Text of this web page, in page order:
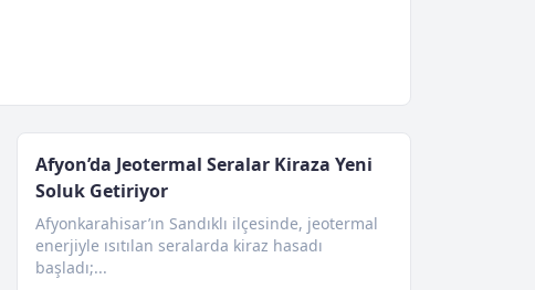
Afyon’da Jeotermal Seralar Kiraza Yeni
Soluk Getiriyor
Afyonkarahisar’ın Sandıklı ilçesinde, jeotermal
enerjiyle ısıtılan seralarda kiraz hasadı
başladı;...